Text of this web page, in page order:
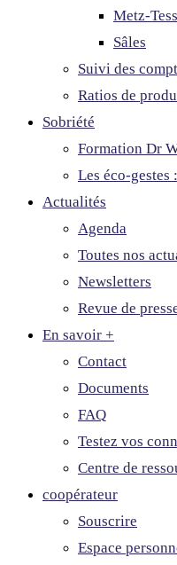
Metz-
Sâles
Suivi des
Ratios de
Sobriété
Formation Dr
Les éco-gestes
Actualités
Agenda
Toutes nos
Newsletters
Revue de
En savoir +
Contact
Documents
FAQ
Testez vos
Centre de
coopérateur
Souscrire
Espace